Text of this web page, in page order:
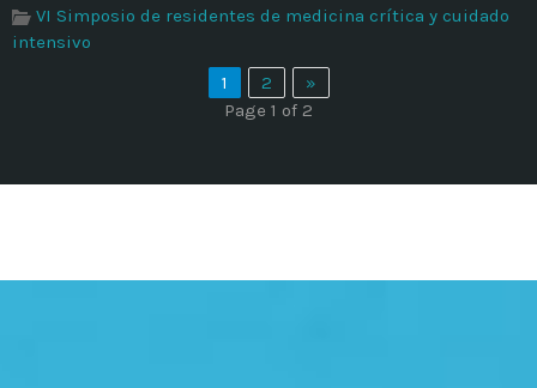
VI Simposio de residentes de medicina crítica y cuidado
intensivo
1
2
»
Page 1 of 2